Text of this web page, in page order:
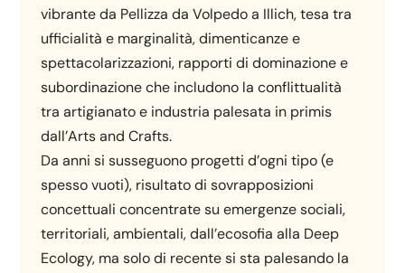
vibrante da Pellizza da Volpedo a Illich, tesa tra
ufficialità e marginalità, dimenticanze e
spettacolarizzazioni, rapporti di dominazione e
subordinazione che includono la conflittualità
tra artigianato e industria palesata in primis
dall’Arts and Crafts.
Da anni si susseguono progetti d’ogni tipo (e
spesso vuoti), risultato di sovrapposizioni
concettuali concentrate su emergenze sociali,
territoriali, ambientali, dall’ecosofia alla Deep
Ecology, ma solo di recente si sta palesando la